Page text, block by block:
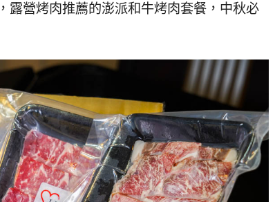
露營烤肉推薦的澎派和牛烤肉套餐，中秋必